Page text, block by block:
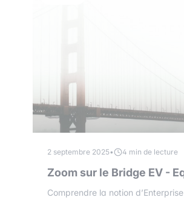
2 septembre 2025• 4 min de lecture
Zoom sur le Bridge EV -
Comprendre la notion